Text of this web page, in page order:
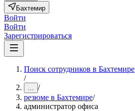
Бахтемир
Войти
Войти
Зарегистрироваться
Поиск сотрудников в Бахтемире
/
... /
резюме в Бахтемире/
администратор офиса